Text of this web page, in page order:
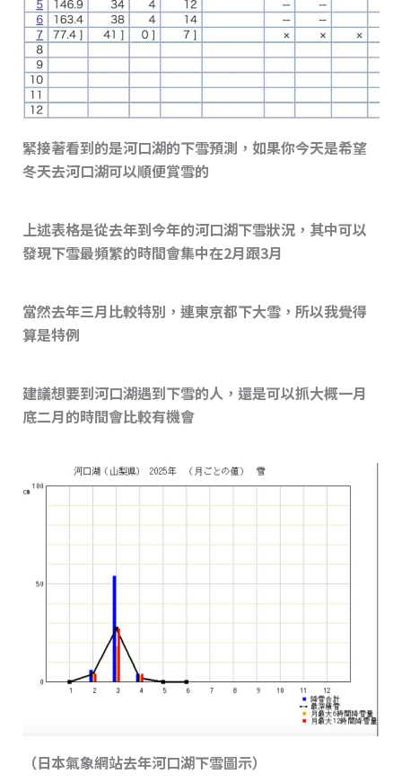
緊接著看到的是河口湖的下雪預測，如果你今天是希望
冬天去河口湖可以順便賞雪的
上述表格是從去年到今年的河口湖下雪狀況，其中可以
發現下雪最頻繁的時間會集中在2月跟3月
當然去年三月比較特別，連東京都下大雪，所以我覺得
算是特例
建議想要到河口湖遇到下雪的人，還是可以抓大概一月
底二月的時間會比較有機會
（日本氣象網站去年河口湖下雪圖示）